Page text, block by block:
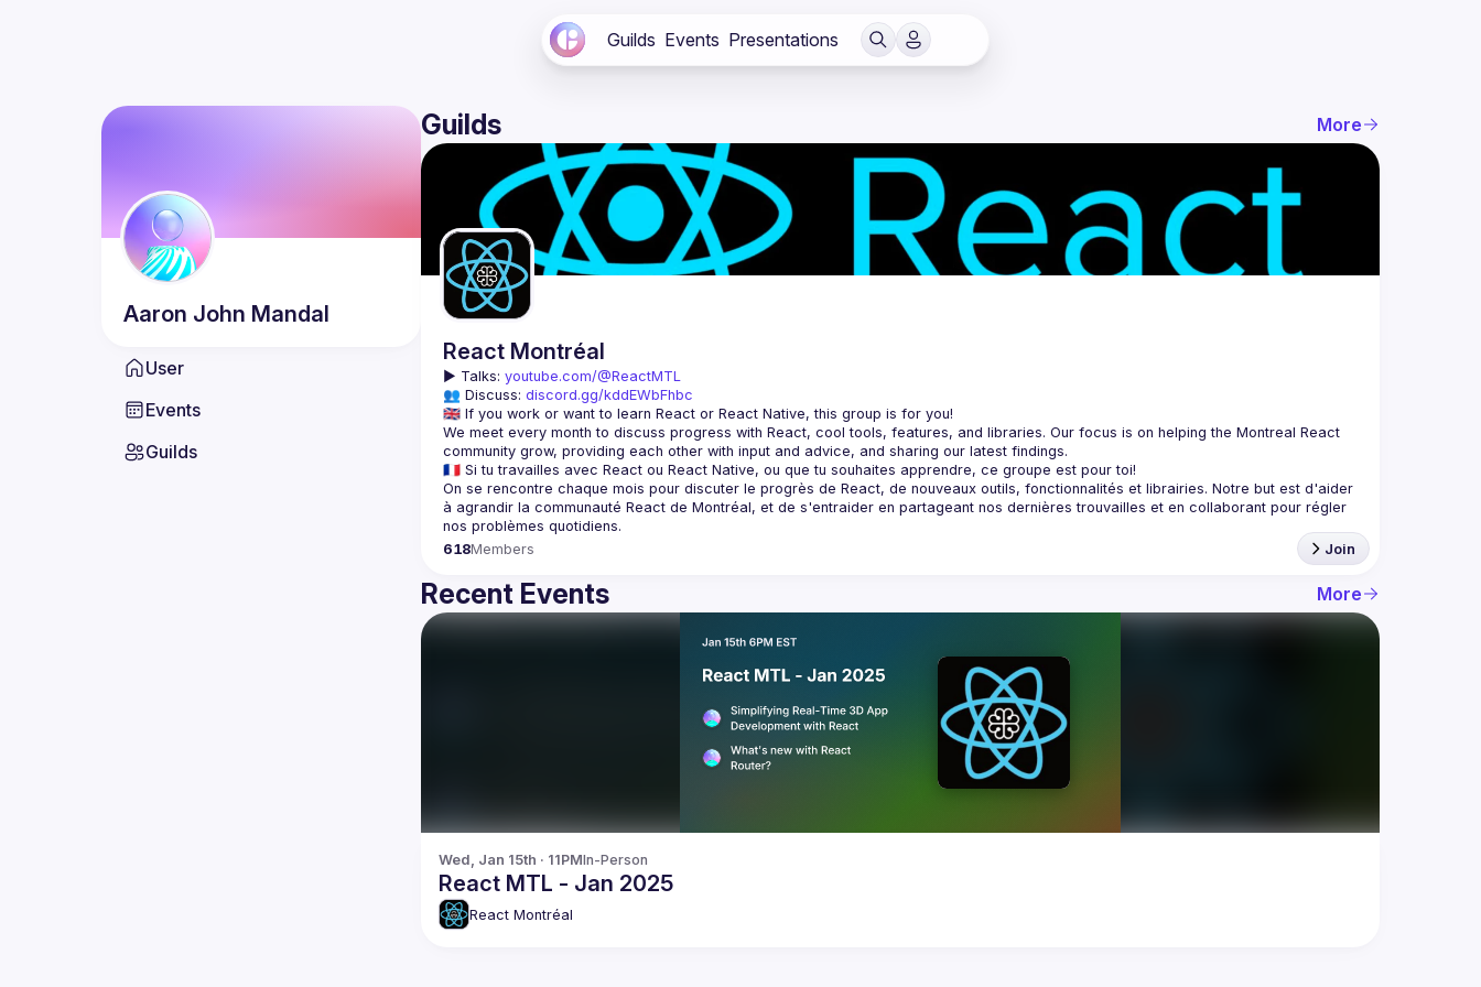
Guilds Events Presentations
Aaron John Mandal
User
Events
Guilds
Guilds More
React Montréal
▶️ Talks: youtube.com/@ReactMTL
👥 Discuss: discord.gg/kddEWbFhbc
We meet every month to discuss progress with React, cool tools, features, and libraries. Our focus is on helping the Montreal React
On se rencontre chaque mois pour discuter le progrès de React, de nouveaux outils, fonctionnalités et librairies. Notre but est d'aider
à agrandir la communauté React de Montréal, et de s'entraider en partageant nos dernières trouvailles et en collaborant pour régler
618Members Join
Recent Events More
Wed, Jan 15th · 11PMIn-Person
React MTL - Jan 2025
React Montréal